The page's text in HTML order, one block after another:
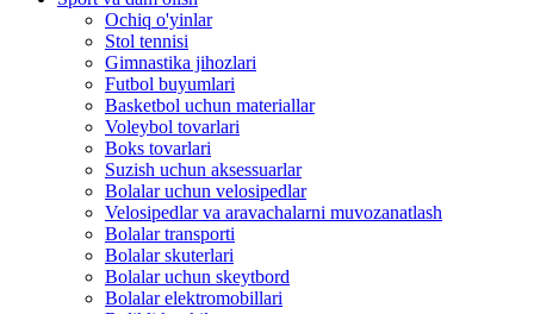
Ochiq o'yinlar
Stol tennisi
Gimnastika jihozlari
Futbol buyumlari
Basketbol uchun materiallar
Voleybol tovarlari
Boks tovarlari
Suzish uchun aksessuarlar
Bolalar uchun velosipedlar
Velosipedlar va aravachalarni muvozanatlash
Bolalar transporti
Bolalar skuterlari
Bolalar uchun skeytbord
Bolalar elektromobillari